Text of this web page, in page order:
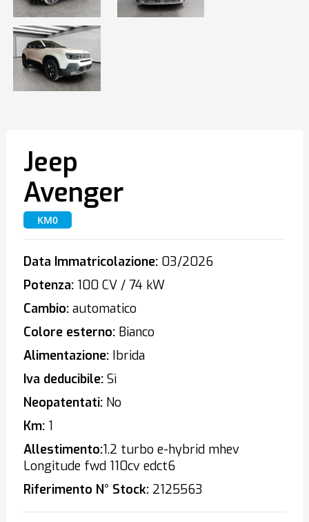
Jeep
Avenger
KM0
Data Immatricolazione:03/2026
Potenza:100 CV / 74 kW
Cambio:automatico
Colore esterno:Bianco
Alimentazione:Ibrida
Iva deducibile:Sì
Neopatentati:No
Km:1
Allestimento:1.2 turbo e-hybrid mhev
Longitude fwd 110cv edct6
Riferimento N° Stock:2125563